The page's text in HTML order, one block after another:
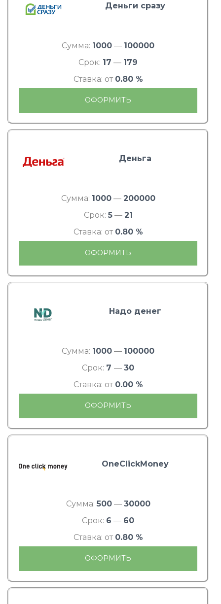
Деньги сразу
Сумма: 1000 — 100000
Срок: 17 — 179
Ставка: от 0.80 %
ОФОРМИТЬ
Деньга
Сумма: 1000— 200000
Срок: 5— 21
Ставка: от 0.80 %
ОФОРМИТЬ
Надо денег
Сумма: 1000 — 100000
Срок: 7 — 30
Ставка: от 0.00 %
ОФОРМИТЬ
OneClickMoney
Сумма: 500— 30000
Срок: 6 — 60
Ставка: от 0.80 %
ОФОРМИТЬ